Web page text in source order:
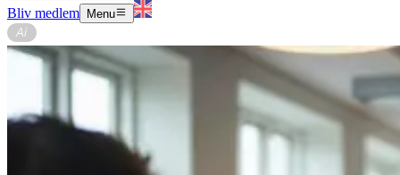
Bliv medlem
Menu